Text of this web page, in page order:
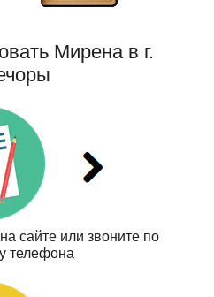
Мирена в г.
сайте или звоните по
телефона